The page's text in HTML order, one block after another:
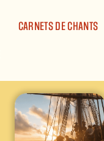
CARNETS DE CHANTS